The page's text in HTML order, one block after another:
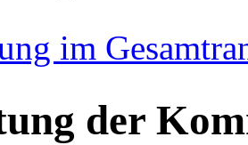
im
der